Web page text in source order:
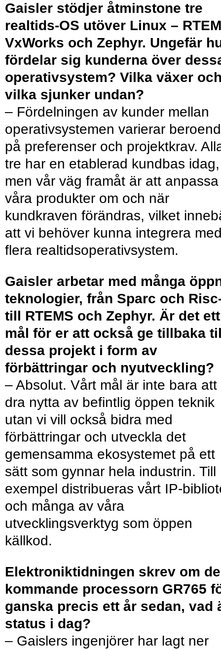
Gaisler stödjer åtminstone tre
realtids-OS utöver Linux –
VxWorks och ­Zephyr. Ungefär
fördelar sig kunderna över
operativsystem? Vilka växer
vilka sjunker undan?
– Fördelningen av kunder mellan
operativsystemen varierar
på preferenser och projektkrav.
tre har en etablerad kundbas idag,
men vår väg framåt är att anpassa
våra produkter om och när
kundkraven förändras, vilket
att vi behöver kunna integrera
flera realtidsoperativsystem.
Gaisler arbetar med många
teknologier, från Sparc och
till RTEMS och Zephyr. Är det ett
mål för er att också ge tillbaka
dessa projekt i form av
förbättringar och nyutveckling?
– Absolut. Vårt mål är inte bara att
dra nytta av befintlig öppen teknik
utan vi vill också bidra med
förbättringar och utveckla det
gemensamma ekosystemet på ett
sätt som gynnar hela industrin. Till
exempel distribueras vårt IP-
och många av våra
utvecklingsverktyg som öppen
källkod.
Elektroniktidningen skrev om
kommande processorn GR765
ganska precis ett år sedan, vad
status i dag?
– Gaislers ingenjörer har lagt ner